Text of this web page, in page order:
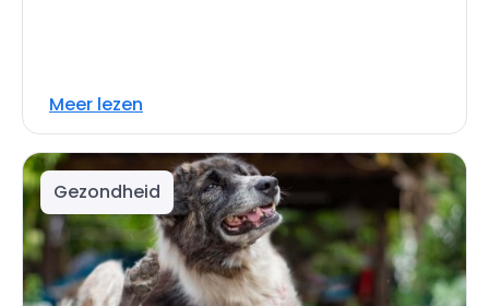
Meer lezen
Gezondheid